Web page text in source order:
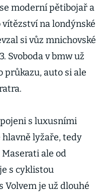
moderní pětibojař a
vítězství na londýnské
si vůz mnichovské
Svoboda v bmw už
průkazu, auto si ale
s luxusními
lyžaře, tedy
ale od
s cyklistou
Volvem je už dlouhé